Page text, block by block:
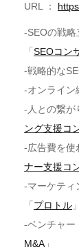
URL ：
-SEOの戦略
「 SEOコン
-戦略的な
-オンライン
-人との繋が
ング支援コ
-広告費を使
ナー支援コ
-マーケティ
「 プロトル 」
-ベンチャー
M&A 」